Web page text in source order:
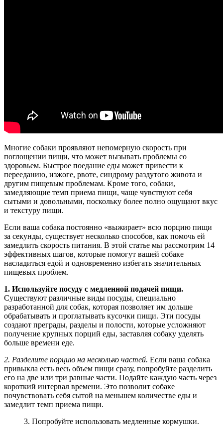
Многие собаки проявляют непомерную скорость при
поглощении пищи, что может вызывать проблемы со
здоровьем. Быстрое поедание еды может привести к
перееданию, изжоге, рвоте, синдрому раздутого живота и
другим пищевым проблемам. Кроме того, собаки,
замедляющие темп приема пищи, чаще чувствуют себя
сытыми и довольными, поскольку более полно ощущают вкус
и текстуру пищи.
Если ваша собака постоянно «выжирает» всю порцию пищи
за секунды, существует несколько способов, как помочь ей
замедлить скорость питания. В этой статье мы рассмотрим 14
эффективных шагов, которые помогут вашей собаке
насладиться едой и одновременно избегать значительных
пищевых проблем.
1. Используйте посуду с медленной подачей пищи.
Существуют различные виды посуды, специально
разработанной для собак, которая позволяет им дольше
обрабатывать и проглатывать кусочки пищи. Эти посуды
создают преграды, разделы и полости, которые усложняют
получение крупных порций еды, заставляя собаку уделять
больше времени еде.
2. Разделите порцию на несколько частей. Если ваша собака
привыкла есть весь объем пищи сразу, попробуйте разделить
его на две или три равные части. Подайте каждую часть через
короткий интервал времени. Это позволит собаке
почувствовать себя сытой на меньшем количестве еды и
замедлит темп приема пищи.
3. Попробуйте использовать медленные кормушки.